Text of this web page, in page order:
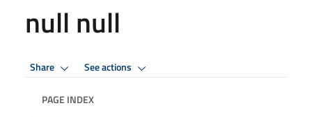
null null
Share See actions
PAGE INDEX